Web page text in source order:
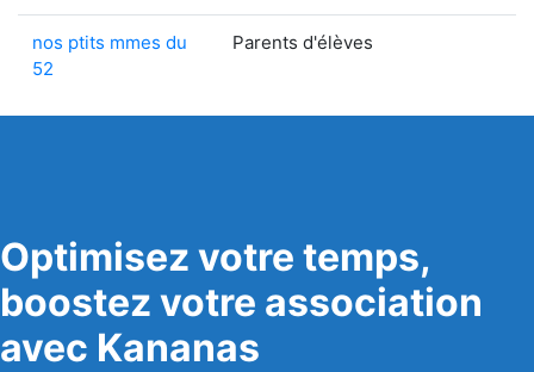
nos ptits mmes du
52
Parents d'élèves
Optimisez votre temps,
boostez votre association
avec Kananas